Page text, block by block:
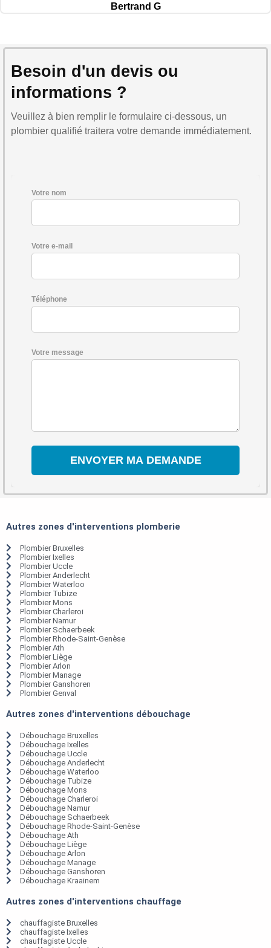
Bertrand G
Besoin d'un devis ou
informations ?
Veuillez à bien remplir le formulaire ci-dessous, un
plombier qualifié traitera votre demande immédiatement.
Votre nom
Votre e-mail
Téléphone
Votre message
Autres zones d'interventions plomberie
Plombier Bruxelles
Plombier Ixelles
Plombier Uccle
Plombier Anderlecht
Plombier Waterloo
Plombier Tubize
Plombier Mons
Plombier Charleroi
Plombier Namur
Plombier Schaerbeek
Plombier Rhode-Saint-Genèse
Plombier Ath
Plombier Liège
Plombier Arlon
Plombier Manage
Plombier Ganshoren
Plombier Genval
Autres zones d'interventions débouchage
Débouchage Bruxelles
Débouchage Ixelles
Débouchage Uccle
Débouchage Anderlecht
Débouchage Waterloo
Débouchage Tubize
Débouchage Mons
Débouchage Charleroi
Débouchage Namur
Débouchage Schaerbeek
Débouchage Rhode-Saint-Genèse
Débouchage Ath
Débouchage Liège
Débouchage Arlon
Débouchage Manage
Débouchage Ganshoren
Débouchage Kraainem
Autres zones d'interventions chauffage
chauffagiste Bruxelles
chauffagiste Ixelles
chauffagiste Uccle